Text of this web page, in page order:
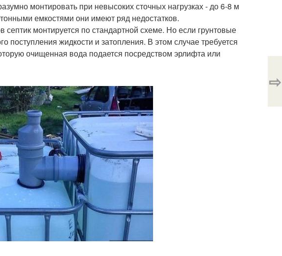
монтировать при невысоких сточных нагрузках - до 6-8 м
емкостями они имеют ряд недостатков.
монтируется по стандартной схеме. Но если грунтовые
поступления жидкости и затопления. В этом случае требуется
очищенная вода подается посредством эрлифта или
⇨